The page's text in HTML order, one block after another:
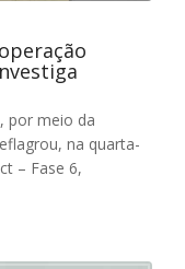
por meio da
na quarta-
– Fase 6,